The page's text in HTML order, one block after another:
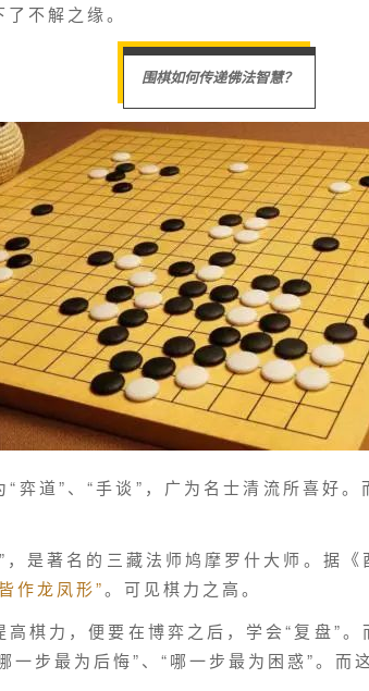
不解之缘。
围棋如何传递佛法智慧？
弈道”、“手谈”，广为名士清流所喜好
，是著名的三藏法师鸠摩罗什大师。据
作龙凤形”。可见棋力之高。
棋力，便要在博弈之后，学会“复盘”。
一步最为后悔”、“哪一步最为困惑”。而